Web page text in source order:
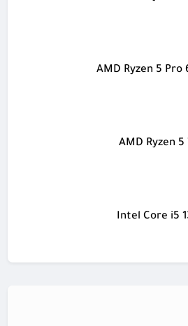
AMD Ryzen 5 Pro
AMD Ryzen 5
Intel Core i5